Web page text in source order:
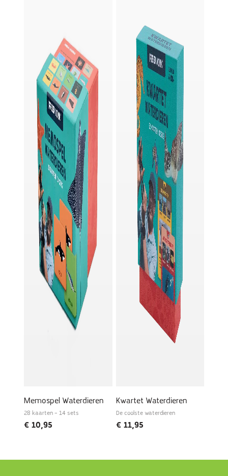
Memospel Waterdieren
28 kaarten – 14 sets
€ 10,95
Kwartet Waterdieren
De coolste waterdieren
€11,95